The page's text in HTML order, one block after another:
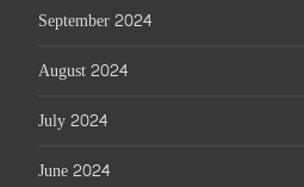
September 2024
August 2024
July 2024
June 2024